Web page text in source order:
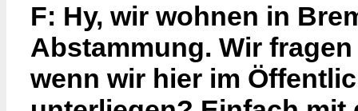
F: Hy, wir wohnen in
Abstammung. Wir
wenn wir hier im